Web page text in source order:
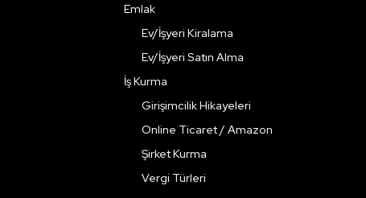
Emlak
Ev/İşyeri Kiralama
Ev/İşyeri Satın Alma
İş Kurma
Girişimcilik Hikayeleri
Online Ticaret / Amazon
Şirket Kurma
Vergi Türleri